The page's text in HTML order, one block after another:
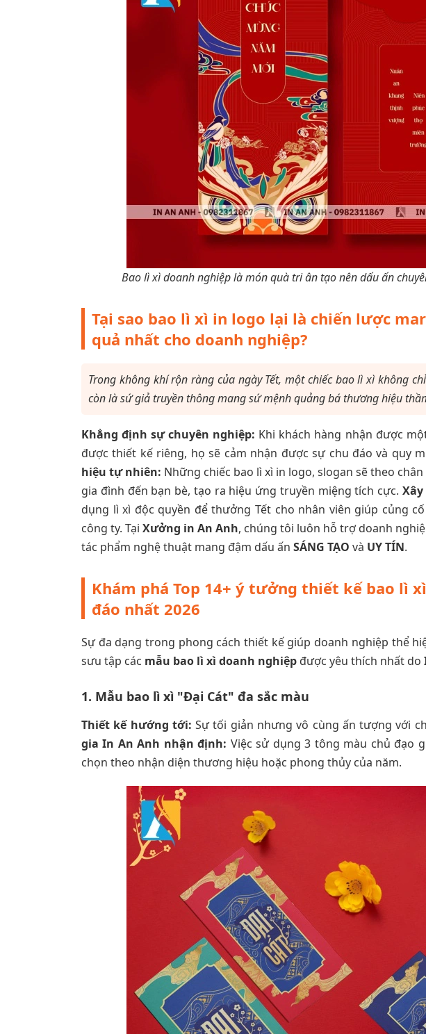
Bao lì xì doanh nghiệp là món quà tri ân tạo nên dấu ấn
Tại sao bao lì xì in logo lại là chiến lược
quả nhất cho doanh nghiệp?
Trong không khí rộn ràng của ngày Tết, một chiếc bao lì xì không
còn là sứ giả truyền thông mang sứ mệnh quảng bá thương hiệu
Khẳng định sự chuyên nghiệp: Khi khách hàng nhận được
được thiết kế riêng, họ sẽ cảm nhận được sự chu đáo và quy
hiệu tự nhiên: Những chiếc bao lì xì in logo, slogan sẽ theo
gia đình đến bạn bè, tạo ra hiệu ứng truyền miệng tích cực.
dụng lì xì độc quyền để thưởng Tết cho nhân viên giúp củng
công ty. Tại Xưởng in An Anh, chúng tôi luôn hỗ trợ doanh
tác phẩm nghệ thuật mang đậm dấu ấn SÁNG TẠO và UY TÍN.
Khám phá Top 14+ ý tưởng thiết kế bao lì
đáo nhất 2026
Sự đa dạng trong phong cách thiết kế giúp doanh nghiệp thể
sưu tập các mẫu bao lì xì doanh nghiệp được yêu thích nhất do
1. Mẫu bao lì xì "Đại Cát" đa sắc màu
Thiết kế hướng tới: Sự tối giản nhưng vô cùng ấn tượng với
gia In An Anh nhận định: Việc sử dụng 3 tông màu chủ đạo
chọn theo nhận diện thương hiệu hoặc phong thủy của năm.